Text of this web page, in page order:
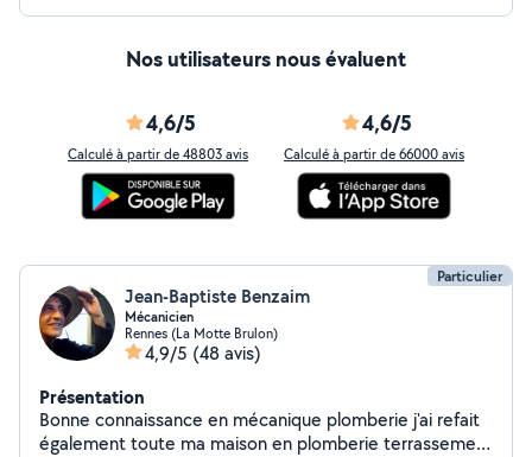
Nos utilisateurs nous évaluent
4,6/5
Calculé à partir de 48803 avis
4,6/5
Calculé à partir de 66000 avis
Particulier
Jean-Baptiste Benzaim
Mécanicien
Rennes (La Motte Brulon)
4,9/5 (48 avis)
Présentation
Bonne connaissance en mécanique plomberie j'ai refait
également toute ma maison en plomberie terrassement